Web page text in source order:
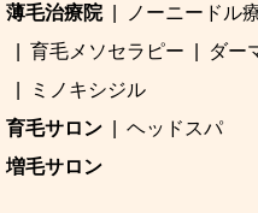
薄毛治療院
ノーニードル
育毛メソセラピー
ダー
ミノキシジル
育毛サロン
ヘッドスパ
増毛サロン